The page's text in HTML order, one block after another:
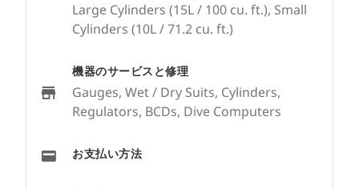
Large Cylinders (15L / 100 cu. ft.), Small
Cylinders (10L / 71.2 cu. ft.)
機器のサービスと修理
Gauges, Wet / Dry Suits, Cylinders,
Regulators, BCDs, Dive Computers
お支払い方法